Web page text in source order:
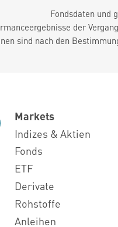
Fondsdaten und
der
sind nach den
Markets
Indizes & Aktien
Fonds
ETF
Derivate
Rohstoffe
Anleihen